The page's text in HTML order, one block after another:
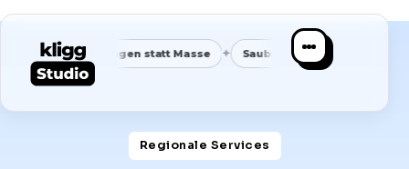
Anfragen statt Masse ✦ Saubere Positionierung ✦
Regionale Services​